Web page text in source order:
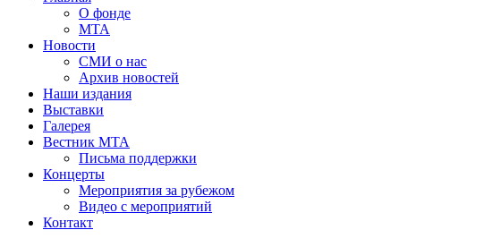
О фонде
МТА
Новости
СМИ о нас
Архив новостей
Наши издания
Выставки
Галерея
Вестник МТА
Письма поддержки
Концерты
Мероприятия за рубежом
Видео с мероприятий
Контакт